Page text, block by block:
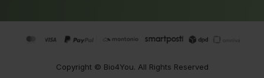
Copyright © Bio4You. All Rights Reserved